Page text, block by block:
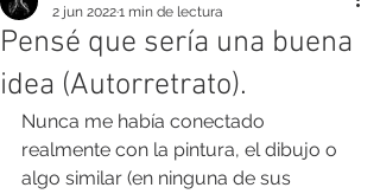
Pensé que sería una buena
idea (Autorretrato).
2 jun 20221 min de lectura
Nunca me había conectado
realmente con la pintura, el dibujo o
algo similar (en ninguna de sus